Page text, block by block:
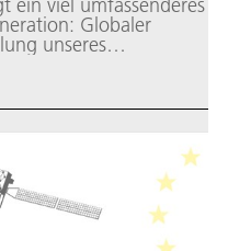
ein viel umfassenderes
Globaler
unseres